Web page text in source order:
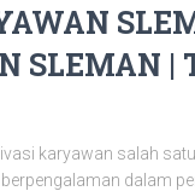
SLEMAN |
karyawan salah
dalam